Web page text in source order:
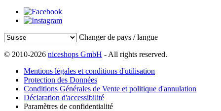
Changer de pays / langue
© 2010-2026 niceshops GmbH - All rights reserved.
Mentions légales et conditions d'utilisation
Protection des Données
Conditions Générales de Vente et politique d'annulation
Déclaration d'accessibilité
Paramètres de confidentialité